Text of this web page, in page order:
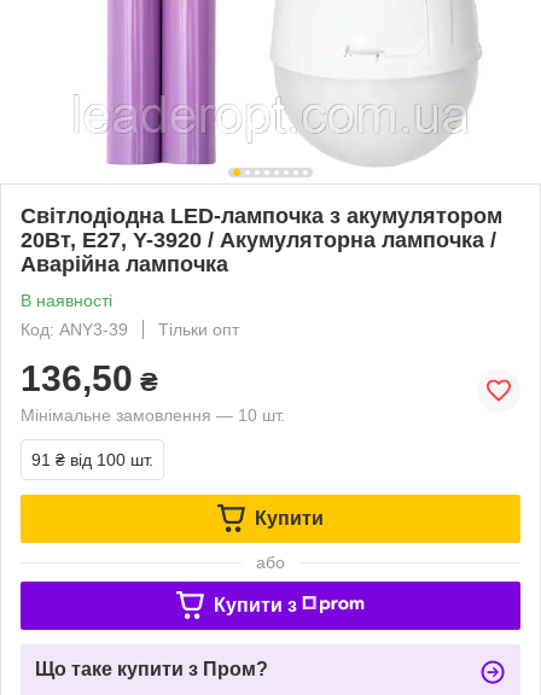
Світлодіодна LED-лампочка з акумулятором
20Вт, Е27, Y-3920 / Акумуляторна лампочка /
Аварійна лампочка
В наявності
Код: ANY3-39
Тільки опт
136,50 ₴
Мінімальне замовлення — 10 шт.
91 ₴ від 100 шт.
Купити
або
Купити з
Що таке купити з Пром?